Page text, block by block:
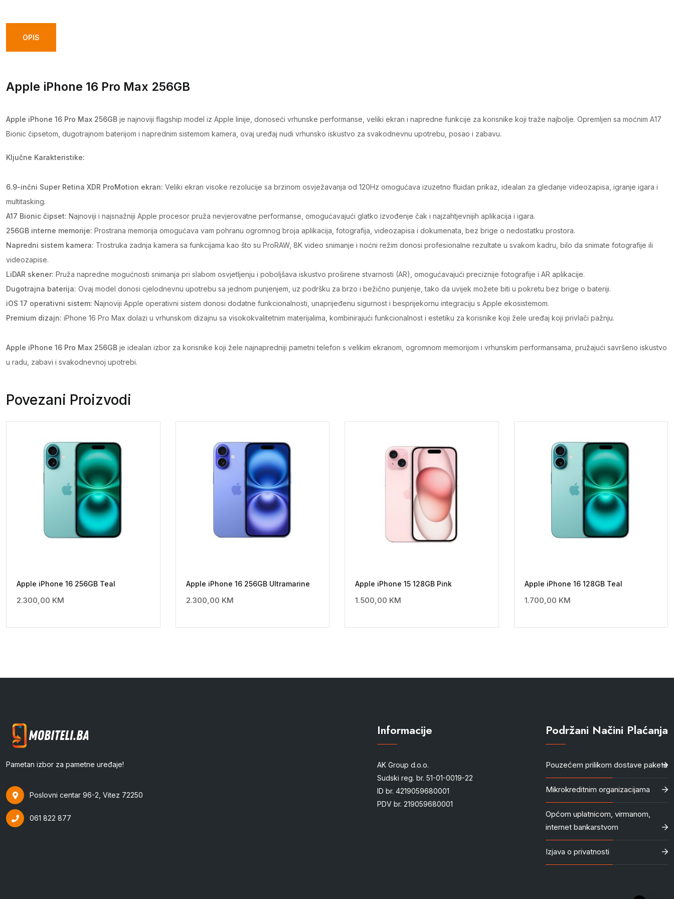
OPIS
Apple iPhone 16 Pro Max 256GB
Apple iPhone 16 Pro Max 256GB je najnoviji flagship model iz Apple linije, donoseći vrhunske performanse, veliki ekran i napredne funkcije za korisnike koji traže najbolje. Opremljen sa moćnim A17
Bionic čipsetom, dugotrajnom baterijom i naprednim sistemom kamera, ovaj uređaj nudi vrhunsko iskustvo za svakodnevnu upotrebu, posao i zabavu.
Ključne Karakteristike:
6.9-inčni Super Retina XDR ProMotion ekran: Veliki ekran visoke rezolucije sa brzinom osvježavanja od 120Hz omogućava izuzetno fluidan prikaz, idealan za gledanje videozapisa, igranje igara i
multitasking.
A17 Bionic čipset: Najnoviji i najsnažniji Apple procesor pruža nevjerovatne performanse, omogućavajući glatko izvođenje čak i najzahtjevnijih aplikacija i igara.
256GB interne memorije: Prostrana memorija omogućava vam pohranu ogromnog broja aplikacija, fotografija, videozapisa i dokumenata, bez brige o nedostatku prostora.
Napredni sistem kamera: Trostruka zadnja kamera sa funkcijama kao što su ProRAW, 8K video snimanje i noćni režim donosi profesionalne rezultate u svakom kadru, bilo da snimate fotografije ili
videozapise.
LiDAR skener: Pruža napredne mogućnosti snimanja pri slabom osvjetljenju i poboljšava iskustvo proširene stvarnosti (AR), omogućavajući preciznije fotografije i AR aplikacije.
Dugotrajna baterija: Ovaj model donosi cjelodnevnu upotrebu sa jednom punjenjem, uz podršku za brzo i bežično punjenje, tako da uvijek možete biti u pokretu bez brige o bateriji.
iOS 17 operativni sistem: Najnoviji Apple operativni sistem donosi dodatne funkcionalnosti, unaprijeđenu sigurnost i besprijekornu integraciju s Apple ekosistemom.
Premium dizajn: iPhone 16 Pro Max dolazi u vrhunskom dizajnu sa visokokvalitetnim materijalima, kombinirajući funkcionalnost i estetiku za korisnike koji žele uređaj koji privlači pažnju.
Apple iPhone 16 Pro Max 256GB je idealan izbor za korisnike koji žele najnapredniji pametni telefon s velikim ekranom, ogromnom memorijom i vrhunskim performansama, pružajući savršeno iskustvo
u radu, zabavi i svakodnevnoj upotrebi.
Povezani Proizvodi
Apple iPhone 16 256GB Teal
2.300,00 KM
Apple iPhone 16 256GB Ultramarine
2.300,00 KM
Apple iPhone 15 128GB Pink
1.500,00 KM
Apple iPhone 16 128GB Teal
1.700,00 KM
Pametan izbor za pametne uređaje!
Poslovni centar 96-2, Vitez 72250
061 822 877
Informacije
AK Group d.o.o.
Sudski reg. br. 51-01-0019-22
ID br. 4219059680001
PDV br. 219059680001
Podržani Načini Plaćanja
Pouzećem prilikom dostave paketa
Mikrokreditnim organizacijama
Općom uplatnicom, virmanom,
internet bankarstvom
Izjava o privatnosti